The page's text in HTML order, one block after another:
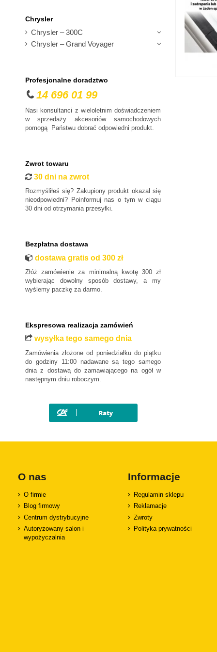
Fiat
Hyundai
Infiniti
Isuzu
Iveco
Kia
Lancia
Land Rover
Lexus
Mazda
Mercedes-Benz
Mini
Mitsubishi
Peugeot
Polestar
Porsche
Renault
Rover
Skoda
Tesla
Volkswagen
Volvo
ZX
Chrysler
Chrysler – 300C
Chrysler – Grand Voyager
Profesjonalne doradztwo
14 696 01 99
Nasi konsultanci z wieloletnim doświadczeniem
w sprzedaży akcesoriów samochodowych
pomogą Państwu dobrać odpowiedni produkt.
Zwrot towaru
30 dni na zwrot
Rozmyśliłeś się? Zakupiony produkt okazał się
nieodpowiedni? Poinformuj nas o tym w ciągu
30 dni od otrzymania przesyłki.
Bezpłatna dostawa
dostawa gratis od 300 zł
Złóż zamówienie za minimalną kwotę 300 zł
wybierając dowolny sposób dostawy, a my
wyślemy paczkę za darmo.
Ekspresowa realizacja zamówień
wysyłka tego samego dnia
Zamówienia złożone od poniedziałku do piątku
do godziny 11:00 nadawane są tego samego
dnia z dostawą do zamawiającego na ogół w
następnym dniu roboczym.
O nas
O firmie
Blog firmowy
Centrum dystrybucyjne
Autoryzowany salon i
wypożyczalnia
Informacje
Regulamin sklepu
Reklamacje
Zwroty
Polityka prywatności